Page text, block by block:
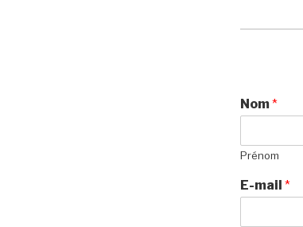
Nom*
Prénom
E-mail *